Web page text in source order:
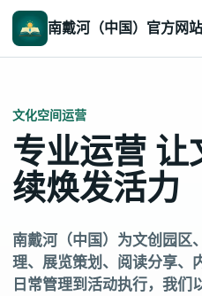
南戴河（中国）官方网站
文化空间运营
专业运营 让
续焕发活力
南戴河（中国）为文创园区
理、展览策划、阅读分享、
日常管理到活动执行，我们